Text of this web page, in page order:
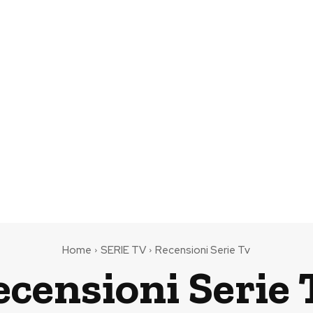
Home SERIE TV Recensioni Serie Tv
Serie